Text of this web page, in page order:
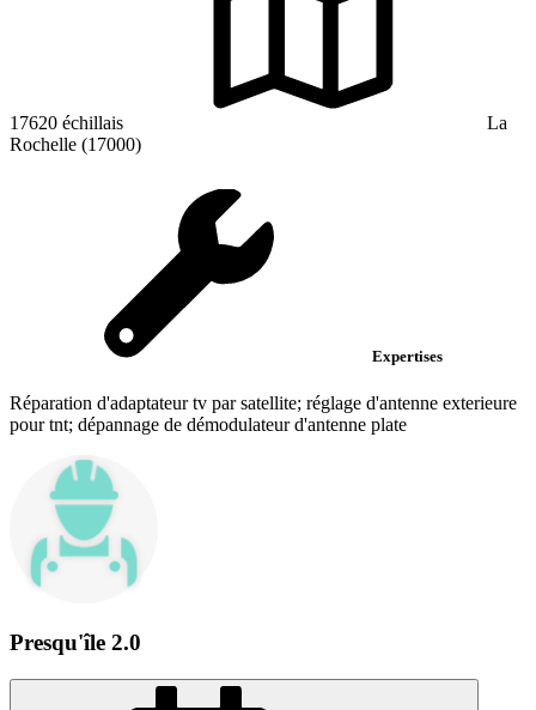
17620 échillais
La
Rochelle (17000)
Expertises
Réparation d'adaptateur tv par satellite; réglage d'antenne exterieure
pour tnt; dépannage de démodulateur d'antenne plate
Presqu'île 2.0